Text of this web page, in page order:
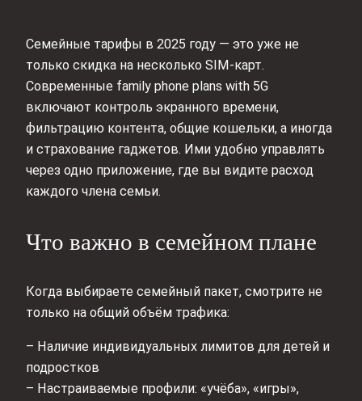
Семейные тарифы в 2025 году — это уже не
только скидка на несколько SIM-карт.
Современные family phone plans with 5G
включают контроль экранного времени,
фильтрацию контента, общие кошельки, а иногда
и страхование гаджетов. Ими удобно управлять
через одно приложение, где вы видите расход
каждого члена семьи.
Что важно в семейном плане
Когда выбираете семейный пакет, смотрите не
только на общий объём трафика:
– Наличие индивидуальных лимитов для детей и
подростков
– Настраиваемые профили: «учёба», «игры»,